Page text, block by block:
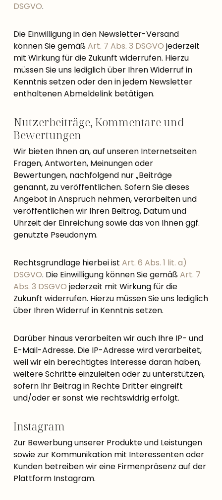
DSGVO.
Die Einwilligung in den Newsletter-Versand
können Sie gemäßArt. 7 Abs. 3 DSGVO jederzeit
mit Wirkung für die Zukunft widerrufen. Hierzu
müssen Sie uns lediglich über Ihren Widerruf in
Kenntnis setzen oder den in jedem Newsletter
enthaltenen Abmeldelink betätigen.
Nutzerbeiträge, Kommentare und
Bewertungen
Wir bieten Ihnen an, auf unseren Internetseiten
Fragen, Antworten, Meinungen oder
Bewertungen, nachfolgend nur „Beiträge
genannt, zu veröffentlichen. Sofern Sie dieses
Angebot in Anspruch nehmen, verarbeiten und
veröffentlichen wir Ihren Beitrag, Datum und
Uhrzeit der Einreichung sowie das von Ihnen ggf.
genutzte Pseudonym.
Rechtsgrundlage hierbei istArt. 6 Abs. 1 lit. a)
DSGVO. Die Einwilligung können Sie gemäßArt. 7
Abs. 3 DSGVO jederzeit mit Wirkung für die
Zukunft widerrufen. Hierzu müssen Sie uns lediglich
über Ihren Widerruf in Kenntnis setzen.
Darüber hinaus verarbeiten wir auch Ihre IP- und
E-Mail-Adresse. Die IP-Adresse wird verarbeitet,
weil wir ein berechtigtes Interesse daran haben,
weitere Schritte einzuleiten oder zu unterstützen,
sofern Ihr Beitrag in Rechte Dritter eingreift
und/oder er sonst wie rechtswidrig erfolgt.
Instagram
Zur Bewerbung unserer Produkte und Leistungen
sowie zur Kommunikation mit Interessenten oder
Kunden betreiben wir eine Firmenpräsenz auf der
Plattform Instagram.